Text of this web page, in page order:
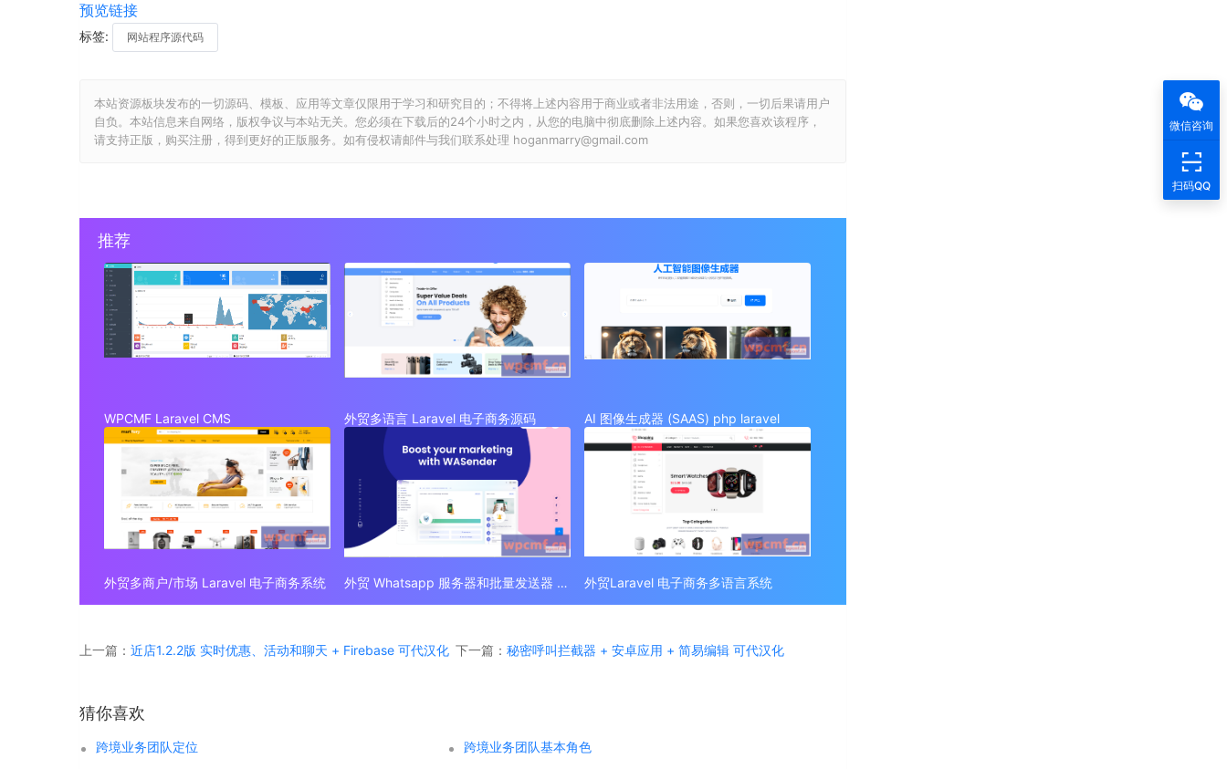
预览链接
标签: 网站程序源代码
本站资源板块发布的一切源码、模板、应用等文章仅限用于学习和研究目的；不得将上述内容用于商业或者非法用途，否则，一切后果请用户
自负。本站信息来自网络，版权争议与本站无关。您必须在下载后的24个小时之内，从您的电脑中彻底删除上述内容。如果您喜欢该程序，
请支持正版，购买注册，得到更好的正版服务。如有侵权请邮件与我们联系处理 hoganmarry@gmail.com
推荐
WPCMF Laravel CMS 外贸多语言 Laravel 电子商务源码 AI 图像生成器 (SAAS) php laravel
外贸多商户/市场 Laravel 电子商务系统 外贸 Whatsapp 服务器和批量发送器 (SAAS) 外贸Laravel 电子商务多语言系统
上一篇： 近店1.2.2版 实时优惠、活动和聊天 + Firebase 可代汉化 下一篇： 秘密呼叫拦截器 + 安卓应用 + 简易编辑 可代汉化
猜你喜欢
跨境业务团队定位 跨境业务团队基本角色
微信咨询
扫码QQ